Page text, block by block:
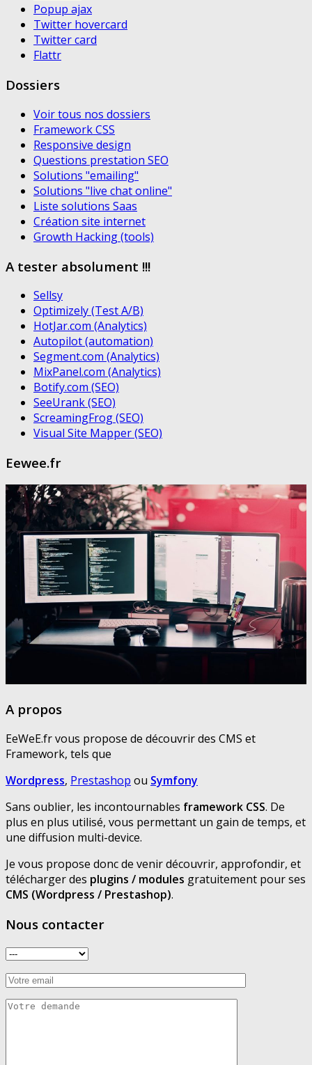
Popup ajax
Twitter hovercard
Twitter card
Flattr
Dossiers
Voir tous nos dossiers
Framework CSS
Responsive design
Questions prestation SEO
Solutions "emailing"
Solutions "live chat online"
Liste solutions Saas
Création site internet
Growth Hacking (tools)
A tester absolument !!!
Sellsy
Optimizely (Test A/B)
HotJar.com (Analytics)
Autopilot (automation)
Segment.com (Analytics)
MixPanel.com (Analytics)
Botify.com (SEO)
SeeUrank (SEO)
ScreamingFrog (SEO)
Visual Site Mapper (SEO)
Eewee.fr
A propos
EeWeE.fr vous propose de découvrir des CMS et
Framework, tels que
Wordpress, Prestashop ou Symfony
Sans oublier, les incontournables framework CSS. De
plus en plus utilisé, vous permettant un gain de temps, et
une diffusion multi-device.
Je vous propose donc de venir découvrir, approfondir, et
télécharger des plugins / modules gratuitement pour ses
CMS (Wordpress / Prestashop).
Nous contacter